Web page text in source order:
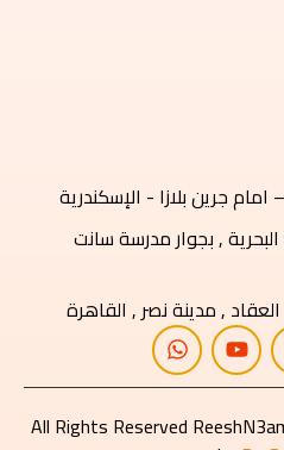
جرين بلازا - الإسكندرية
, بجوار مدرسة سانت
All Rights Reserved